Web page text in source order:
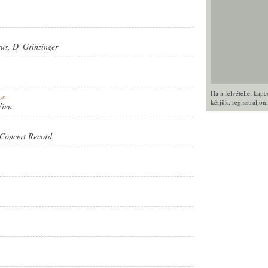
Ha a felvétellel
kérjük, regisztráljon
, D' Grinzinger
Record